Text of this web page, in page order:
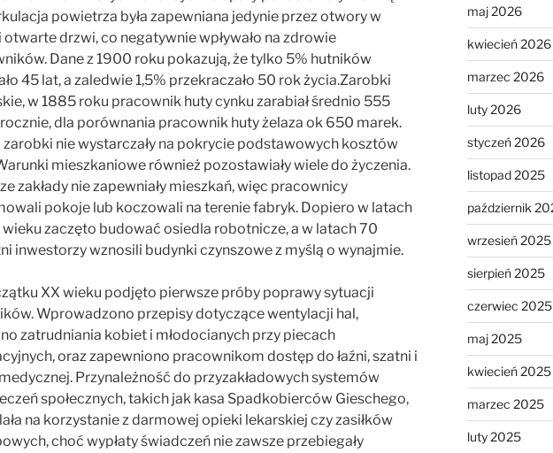
powietrza była zapewniana jedynie przez otwory w
otwarte drzwi, co negatywnie wpływało na zdrowie
Dane z 1900 roku pokazują, że tylko 5% hutników
45 lat, a zaledwie 1,5% przekraczało 50 rok życia.Zarobki
w 1885 roku pracownik huty cynku zarabiał średnio 555
dla porównania pracownik huty żelaza ok 650 marek.
zarobki nie wystarczały na pokrycie podstawowych kosztów
mieszkaniowe również pozostawiały wiele do życzenia.
zakłady nie zapewniały mieszkań, więc pracownicy
pokoje lub koczowali na terenie fabryk. Dopiero w latach
zaczęto budować osiedla robotnicze, a w latach 70
inwestorzy wznosili budynki czynszowe z myślą o wynajmie.
XX wieku podjęto pierwsze próby poprawy sytuacji
Wprowadzono przepisy dotyczące wentylacji hal,
zatrudniania kobiet i młodocianych przy piecach
oraz zapewniono pracownikom dostęp do łaźni, szatni i
Przynależność do przyzakładowych systemów
społecznych, takich jak kasa Spadkobierców Gieschego,
na korzystanie z darmowej opieki lekarskiej czy zasiłków
choć wypłaty świadczeń nie zawsze przebiegały
maj 2026
kwiecień 2026
marzec 2026
luty 2026
styczeń 2026
listopad 2025
październik
wrzesień 2025
sierpień 2025
czerwiec 2025
maj 2025
kwiecień 2025
marzec 2025
luty 2025